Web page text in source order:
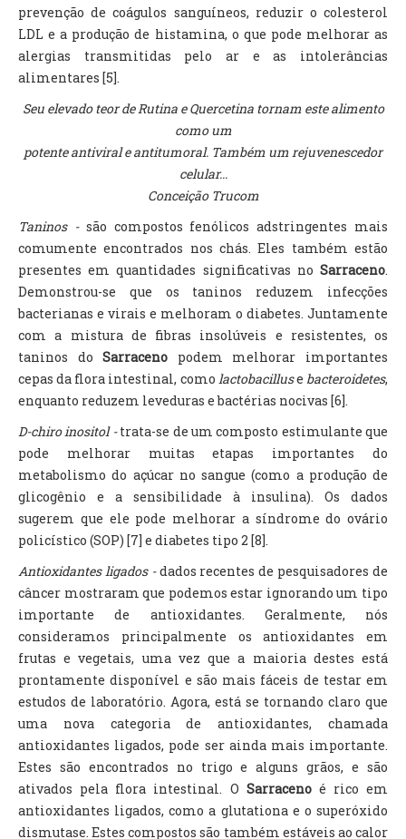
prevenção de coágulos sanguíneos, reduzir o colesterol
LDL e a produção de histamina, o que pode melhorar as
alergias transmitidas pelo ar e as intolerâncias
alimentares [5].
Seu elevado teor de Rutina e Quercetina tornam este alimento
como um
potente antiviral e antitumoral. Também um rejuvenescedor
celular...
Conceição Trucom
Taninos - são compostos fenólicos adstringentes mais
comumente encontrados nos chás. Eles também estão
presentes em quantidades significativas no Sarraceno.
Demonstrou-se que os taninos reduzem infecções
bacterianas e virais e melhoram o diabetes. Juntamente
com a mistura de fibras insolúveis e resistentes, os
taninos doSarraceno podem melhorar importantes
cepas da flora intestinal, como lactobacilluse bacteroidetes,
enquanto reduzem leveduras e bactérias nocivas [6].
D-chiro inositol -trata-se de um composto estimulante que
pode melhorar muitas etapas importantes do
metabolismo do açúcar no sangue (como a produção de
glicogênio e a sensibilidade à insulina). Os dados
sugerem que ele pode melhorar a síndrome do ovário
policístico (SOP) [7] e diabetes tipo 2 [8].
Antioxidantes ligados -dados recentes de pesquisadores de
câncer mostraram que podemos estar ignorando um tipo
importante de antioxidantes. Geralmente, nós
consideramos principalmente os antioxidantes em
frutas e vegetais, uma vez que a maioria destes está
prontamente disponível e são mais fáceis de testar em
estudos de laboratório. Agora, está se tornando claro que
uma nova categoria de antioxidantes, chamada
antioxidantes ligados, pode ser ainda mais importante.
Estes são encontrados no trigo e alguns grãos, e são
ativados pela flora intestinal. O Sarracenoé rico em
antioxidantes ligados, como a glutationa e o superóxido
dismutase. Estes compostos são também estáveis ​​ao calor